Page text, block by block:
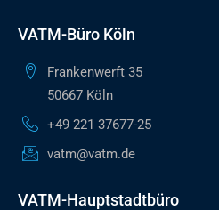
VATM-Büro Köln
Frankenwerft 35
50667 Köln
+49 221 37677-25
vatm@vatm.de
VATM-Hauptstadtbüro